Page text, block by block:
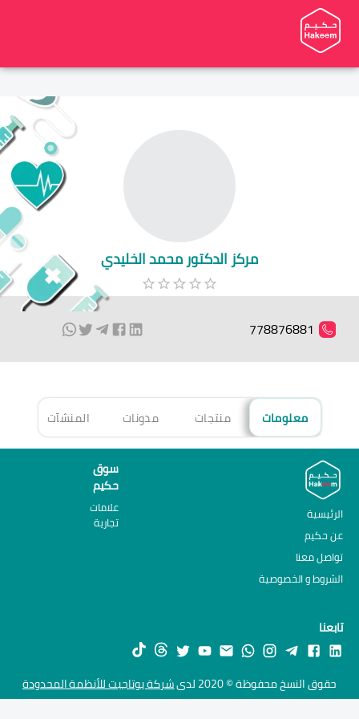
مركز الدكتور محمد الخليدي
778876881
معلومات منتجات مدونات المنشآت
الرئيسية
عن حكيم
تواصل معنا
الشروط و الخصوصية
سوق
حكيم
علامات
تجارية
تابعنا
حقوق النسخ محفوظة © 2020 لدى شركة يوتاجيت للأنظمة المحدودة